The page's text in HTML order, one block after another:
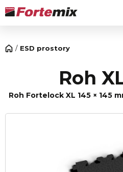
ESD prostory
Roh
Roh Fortelock XL 145 × 145